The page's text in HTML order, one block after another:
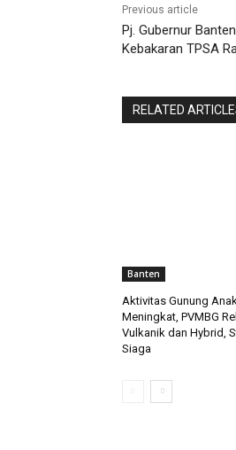
Previous article
Pj. Gubernur
Kebakaran TPSA
RELATED
Banten
Aktivitas Gunung
Meningkat, PVMBG
Vulkanik dan Hybrid,
Siaga